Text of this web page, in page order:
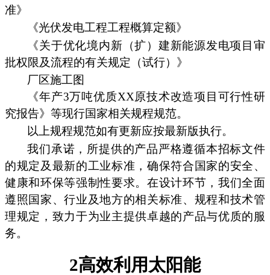
准》
《光伏发电工程工程概算定额》
《关于优化境内新（扩）建新能源发电项目审
批权限及流程的有关规定（试行）》
厂区施工图
《年产3万吨优质XX原技术改造项目可行性研
究报告》等现行国家相关规程规范。
以上规程规范如有更新应按最新版执行。
我们承诺，所提供的产品严格遵循本招标文件
的规定及最新的工业标准，确保符合国家的安全、
健康和环保等强制性要求。在设计环节，我们全面
遵照国家、行业及地方的相关标准、规程和技术管
理规定，致力于为业主提供卓越的产品与优质的服
务。
2高效利用太阳能